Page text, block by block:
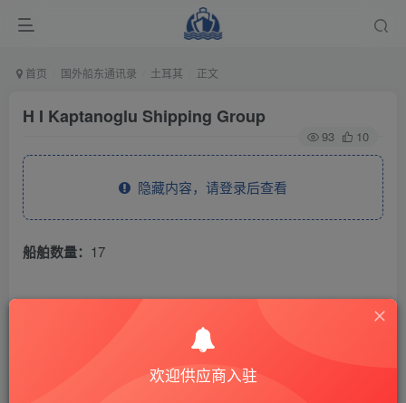
首页 国外船东通讯录 土耳其 正文
H I Kaptanoglu Shipping Group
93 10
隐藏内容，请登录后查看
船舶数量： 17
THE END
欢迎供应商入驻